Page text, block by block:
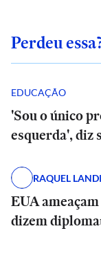
Perdeu
EDUCAÇÃO
'Sou o único
esquerda', diz
RAQUEL
EUA
dizem